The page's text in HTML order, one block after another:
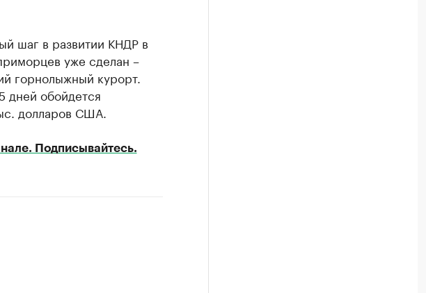
шаг в развитии КНДР в
уже сделан –
горнолыжный курорт.
дней обойдется
долларов США.
Подписывайтесь.